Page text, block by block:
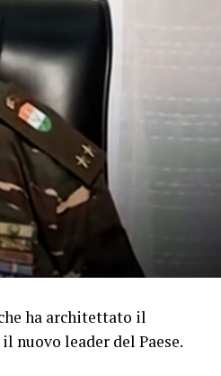
ha architettato il
nuovo leader del Paese.